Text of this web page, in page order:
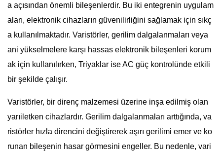
a açısından önemli bileşenlerdir. Bu iki entegrenin uygulam
aları, elektronik cihazların güvenilirliğini sağlamak için sıkç
a kullanılmaktadır. Varistörler, gerilim dalgalanmaları veya
ani yükselmelere karşı hassas elektronik bileşenleri korum
ak için kullanılırken, Triyaklar ise AC güç kontrolünde etkili
bir şekilde çalışır.
Varistörler, bir direnç malzemesi üzerine inşa edilmiş olan
yarıiletken cihazlardır. Gerilim dalgalanmaları arttığında, va
ristörler hızla direncini değiştirerek aşırı gerilimi emer ve ko
runan bileşenin hasar görmesini engeller. Bu nedenle, vari